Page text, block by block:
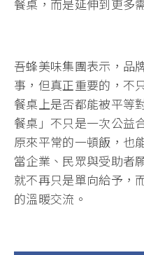
餐桌，而是延伸到更多
吾蜂美味集團表示，品
事，但真正重要的，不
餐桌上是否都能被平等
餐桌」不只是一次公益
原來平常的一頓飯，也
當企業、民眾與受助者
就不再只是單向給予，
的溫暖交流。